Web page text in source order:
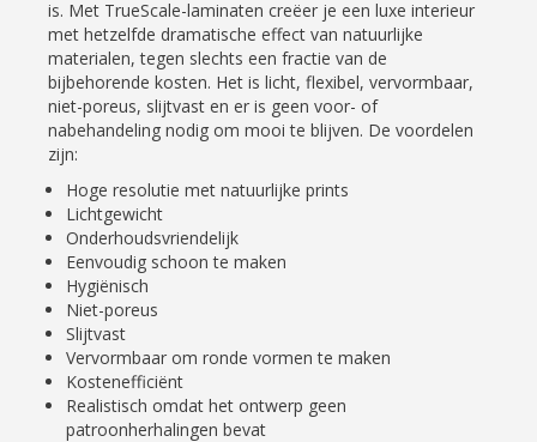
is. Met TrueScale-laminaten creëer je een luxe interieur
met hetzelfde dramatische effect van natuurlijke
materialen, tegen slechts een fractie van de
bijbehorende kosten. Het is licht, flexibel, vervormbaar,
niet-poreus, slijtvast en er is geen voor- of
nabehandeling nodig om mooi te blijven. De voordelen
zijn:
Hoge resolutie met natuurlijke prints
Lichtgewicht
Onderhoudsvriendelijk
Eenvoudig schoon te maken
Hygiënisch
Niet-poreus
Slijtvast
Vervormbaar om ronde vormen te maken
Kostenefficiënt
Realistisch omdat het ontwerp geen
patroonherhalingen bevat